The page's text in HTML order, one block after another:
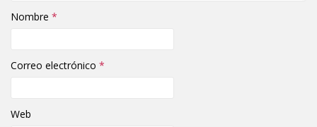
Nombre *
Correo electrónico *
Web